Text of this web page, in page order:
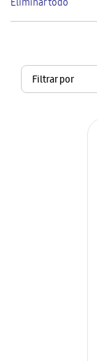
Filtrar por
artículo
Eliminar todo